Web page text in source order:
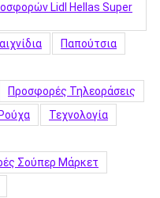
Lidl Hellas Super
Παπούτσια
Προσφορές Τηλεοράσεις
Ρούχα
Τεχνολογία
Σούπερ Μάρκετ